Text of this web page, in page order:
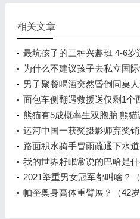
相关文章
最坑孩子的三种兴趣班 4-6岁
为什么不建议孩子去私立国
前途吗？
男子聚餐喝酒突然昏倒同桌
电话
面包车侧翻遇救援送仅剩1个
熊猫有5成概率生双胞胎 熊
少？
运河中国一获奖摄影师弃奖
河魅影》共同获奖
路面积水骑手冒雨疏通下水
有半个小时
我的世界籽岷常说的巴哈是
谁？）
2021举重男女冠军都叫啥？
几项奥运纪录？）
帕奎奥身高体重臂展？（42